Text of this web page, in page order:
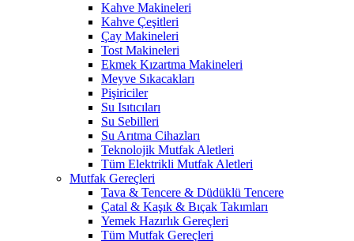
Kahve Makineleri
Kahve Çeşitleri
Çay Makineleri
Tost Makineleri
Ekmek Kızartma Makineleri
Meyve Sıkacakları
Pişiriciler
Su Isıtıcıları
Su Sebilleri
Su Arıtma Cihazları
Teknolojik Mutfak Aletleri
Tüm Elektrikli Mutfak Aletleri
Mutfak Gereçleri
Tava & Tencere & Düdüklü Tencere
Çatal & Kaşık & Bıçak Takımları
Yemek Hazırlık Gereçleri
Tüm Mutfak Gereçleri